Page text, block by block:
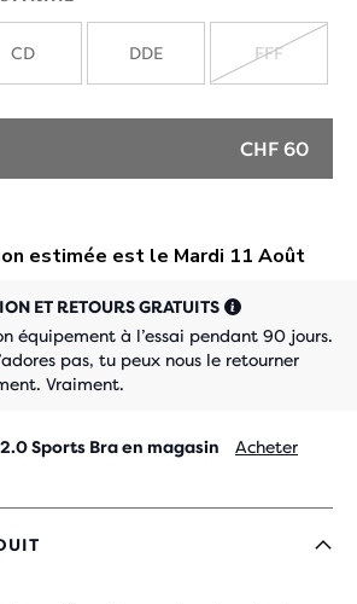
CD DDE FFF
CHF 60
ET RETOURS GRATUITS
équipement à l’essai pendant 90 jours.
pas, tu peux nous le retourner
Vraiment.
Sports Bra en magasin
Acheter